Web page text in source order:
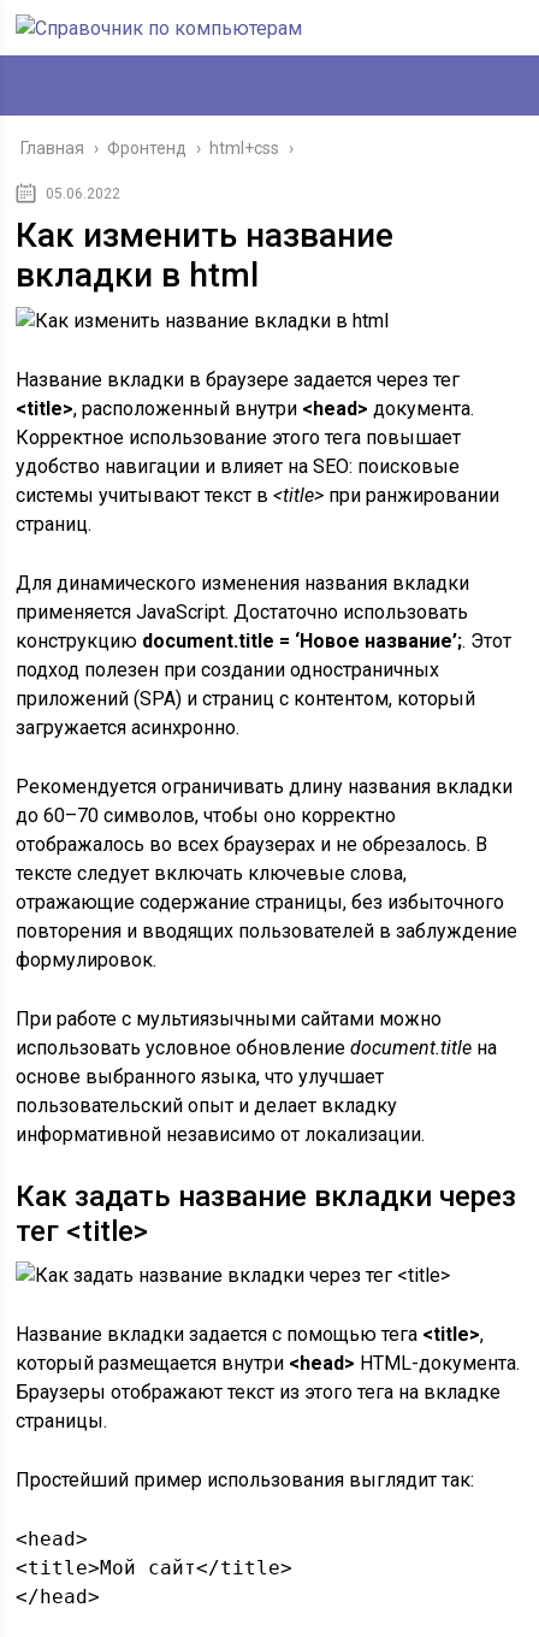
Главная › Фронтенд › html+css ›
05.06.2022
Как изменить название
вкладки в html
Название вкладки в браузере задается через тег
<title>, расположенный внутри <head> документа.
Корректное использование этого тега повышает
удобство навигации и влияет на SEO: поисковые
системы учитывают текст в<title> при ранжировании
страниц.
Для динамического изменения названия вкладки
применяется JavaScript. Достаточно использовать
конструкцию document.title = ‘Новое название’;. Этот
подход полезен при создании одностраничных
приложений (SPA) и страниц с контентом, который
загружается асинхронно.
Рекомендуется ограничивать длину названия вкладки
до 60–70 символов, чтобы оно корректно
отображалось во всех браузерах и не обрезалось. В
тексте следует включать ключевые слова,
отражающие содержание страницы, без избыточного
повторения и вводящих пользователей в заблуждение
формулировок.
При работе с мультиязычными сайтами можно
использовать условное обновлениеdocument.title на
основе выбранного языка, что улучшает
пользовательский опыт и делает вкладку
информативной независимо от локализации.
Как задать название вкладки через
тег <title>
Название вкладки задается с помощью тега <title>,
который размещается внутри <head> HTML-документа.
Браузеры отображают текст из этого тега на вкладке
страницы.
Простейший пример использования выглядит так:
<head>
<title>Мой сайт</title>
</head>